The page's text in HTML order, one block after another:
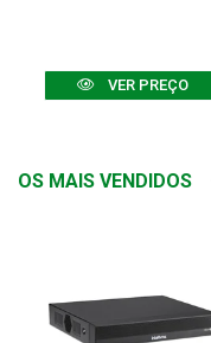
VER PREÇO
OS MAIS VENDIDOS